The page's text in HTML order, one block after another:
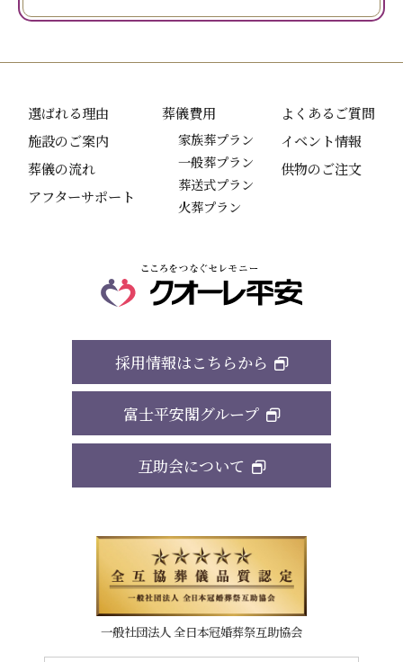
採用情報はこちらから
富士平安閣グループ
互助会について
選ばれる理由
施設のご案内
葬儀の流れ
アフターサポート
葬儀費用
家族葬プラン
一般葬プラン
葬送式プラン
火葬プラン
よくあるご質問
イベント情報
供物のご注文
一般社団法人 全日本冠婚葬祭互助協会